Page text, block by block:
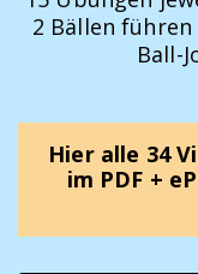
2 Bällen
Ball-
Hier alle 34
im PDF +